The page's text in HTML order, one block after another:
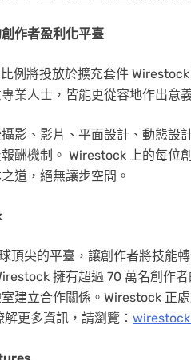
作者盈利化平臺
例將投放於擴充套件
業人士，皆能更從容地作出意
影、影片、平面設計、動態設
酬機制。 Wirestock 上的每位
道，絕無讓步空間。
頂尖的平臺，讓創作者將技能
擁有超過 70 萬名創作
建立合作關係。Wirestock 正
更多資訊，請瀏覽：